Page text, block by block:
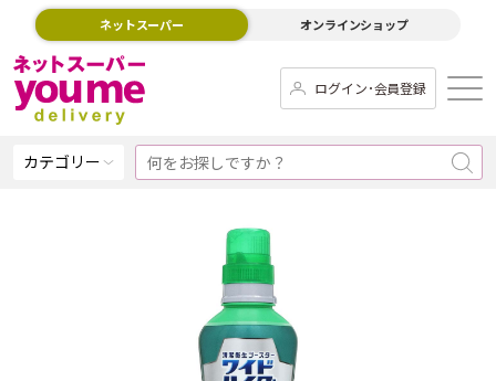
ネットスーパー オンラインショップ
ログイン･会員登録
カテゴリー